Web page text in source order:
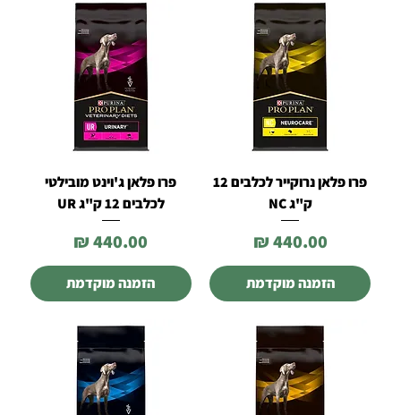
פרו פלאן נרוקייר לכלבים 12
ק"ג NC
מחיר
הזמנה מוקדמת
פרו פלאן ג'וינט מובילטי
לכלבים 12 ק"ג UR
מחיר
הזמנה מוקדמת